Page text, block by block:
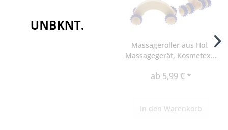
Massageroller aus Holz
Massagegerät, Kosmetex...
ab 5,99 € *
In den Warenkorb